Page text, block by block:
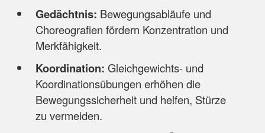
Gedächtnis: Bewegungsabläufe und
Choreografien fördern Konzentration und
Merkfähigkeit.
Koordination: Gleichgewichts- und
Koordinationsübungen erhöhen die
Bewegungssicherheit und helfen, Stürze
zu vermeiden.